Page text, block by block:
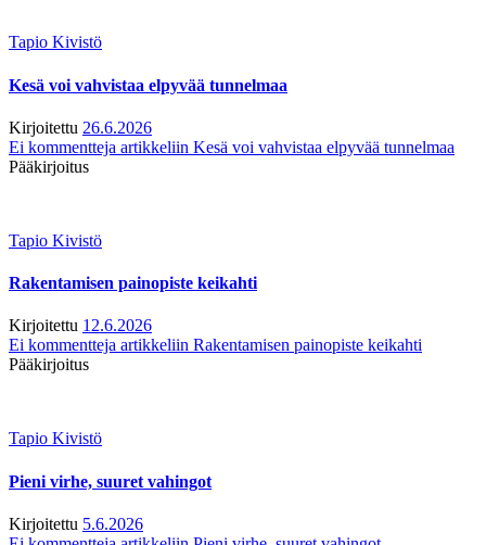
Tapio Kivistö
Kesä voi vahvistaa elpyvää tunnelmaa
Kirjoitettu 26.6.2026
Ei kommentteja artikkeliin Kesä voi vahvistaa elpyvää tunnelmaa
Pääkirjoitus
Tapio Kivistö
Rakentamisen painopiste keikahti
Kirjoitettu 12.6.2026
Ei kommentteja artikkeliin Rakentamisen painopiste keikahti
Pääkirjoitus
Tapio Kivistö
Pieni virhe, suuret vahingot
Kirjoitettu 5.6.2026